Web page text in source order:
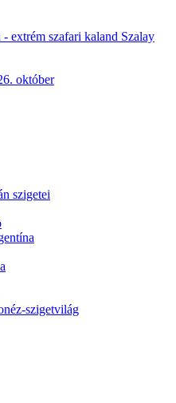
extrém szafari kaland Szalay
október
szigetei
szigetvilág